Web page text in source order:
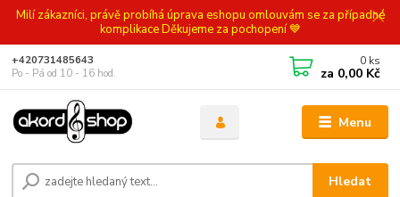
Milí zákazníci, právě probíhá úprava eshopu omlouvám se za případné
komplikace Děkujeme za pochopení 💙
Menu
Hledat
+420731485643
Po - Pá od 10 - 16 hod.
0 ks
za 0,00 Kč